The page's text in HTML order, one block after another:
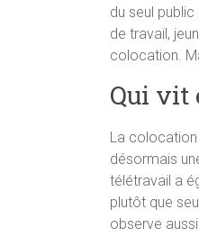
du seul
de travail,
colocation.
Qui vit
La colocation
désormais
télétravail a
plutôt que
observe